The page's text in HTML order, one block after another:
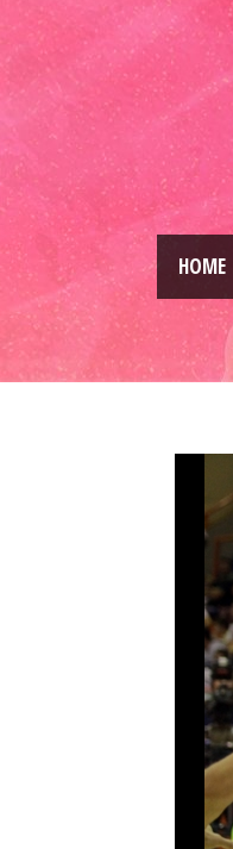
HOME